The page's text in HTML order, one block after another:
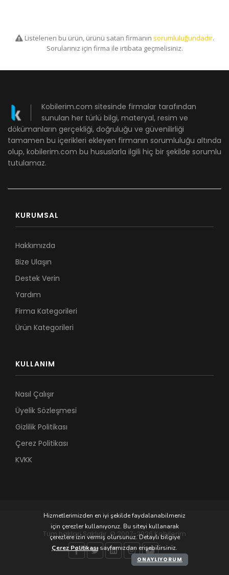
Listelenen bu ürün, ürünü satan firmanın sorumluluğundadır.
Sorularınız için firma ile irtibata geçmelisiniz.
Kobilerim.com sitesinde firmalar tarafından
sunulan her türlü bilgi, materyal, resim ve
dökümanların gerçekliği, doğruluğu ve güvenilirliği
tamamen bu içerikleri ekleyen firmanın sorumluluğu altında
olup, kobilerim.com bu hususlarla ilgili hiç bir şekilde sorumlu
tutulamaz.
KURUMSAL
Hakkımızda
Bize Ulaşın
Destek Verin
Yardım
Firma Kategorileri
Ürün Kategorileri
KULLANIM
Nasıl Çalışır
Üyelik Sözleşmesi
Gizlilik Politikası
Çerez Politikası
KVKK
Tüm hakları Saklıdır. © 2007-2026 Kobilerim
Hizmetlerimizden en iyi şekilde faydalanabilmeniz
için çerezler kullanıyoruz. Bu siteyi kullanarak
çerezlere izin vermiş olursunuz. Detaylı bilgiye
Çerez Politikasısayfamızdan erişebilirsiniz.
ONAYLIYORUM